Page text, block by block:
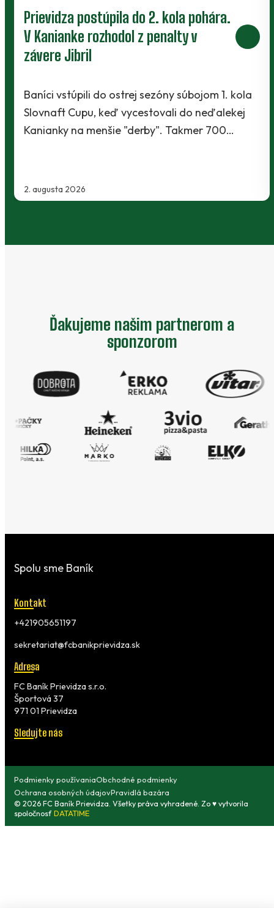
Prievidza postúpila do 2. kola pohára.
V Kanianke rozhodol z penalty v
závere Jibril
2. augusta 2026
Baníci vstúpili do ostrej sezóny súbojom 1. kola
Slovnaft Cupu, keď vycestovali do neďalekej
Kanianky na menšie "derby". Takmer 700…
Ďakujeme našim partnerom a
sponzorom
Spolu sme Baník
Kontakt
+421905651197
sekretariat@fcbanikprievidza.sk
Adresa
FC Baník Prievidza s.r.o.
Športová 37
971 01 Prievidza
Sledujte nás
© 2026 FC Baník Prievidza. Všetky práva vyhradené. Zo ♥ vytvorila
spoločnosť DATATIME
Podmienky používaniaObchodné podmienky
Ochrana osobných údajovPravidlá bazára